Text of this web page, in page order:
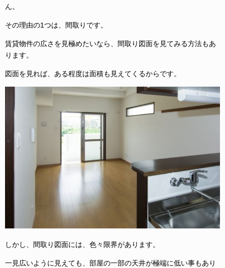
ん。
その理由の1つは、間取りです。
賃貸物件の広さを見極めたいなら、間取り図面を見てみる方法もあ
ります。
図面を見れば、ある程度は面積も見えてくるからです。
しかし、間取り図面には、色々限界があります。
一見広いように見えても、部屋の一部の天井が極端に低い事もあり